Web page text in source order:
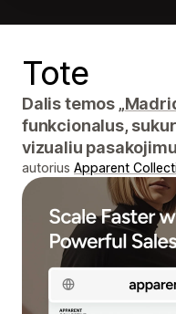
Tote
Dalis temos „
funkcionalus,
vizualiu
autorius Apparent